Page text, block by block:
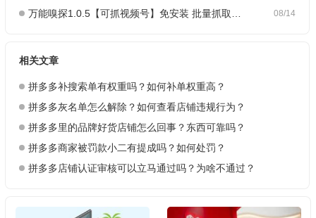
08/14
万能嗅探1.0.5【可抓视频号】免安装 批量抓取媒体文件
相关文章
拼多多补搜索单有权重吗？如何补单权重高？
拼多多灰名单怎么解除？如何查看店铺违规行为？
拼多多里的品牌好货店铺怎么回事？东西可靠吗？
拼多多商家被罚款小二有提成吗？如何处罚？
拼多多店铺认证审核可以立马通过吗？为啥不通过？